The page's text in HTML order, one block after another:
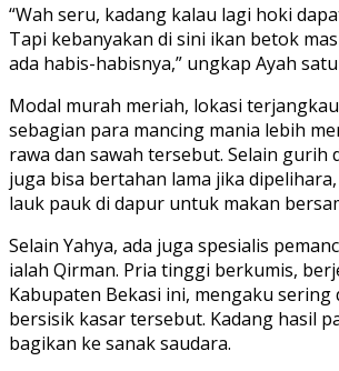
“Wah seru, kadang kalau lagi hoki
Tapi kebanyakan di sini ikan betok
ada habis-habisnya,” ungkap Ayah
Modal murah meriah, lokasi
sebagian para mancing mania lebih
rawa dan sawah tersebut. Selain gurih
juga bisa bertahan lama jika
lauk pauk di dapur untuk makan
Selain Yahya, ada juga spesialis
ialah Qirman. Pria tinggi berkumis,
Kabupaten Bekasi ini, mengaku sering
bersisik kasar tersebut. Kadang hasil
bagikan ke sanak saudara.